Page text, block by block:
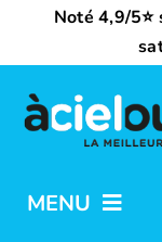
contenu
Noté 4,9/
MENU